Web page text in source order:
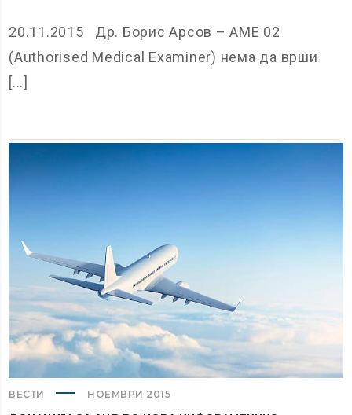
20.11.2015 Др. Борис Арсов – AME 02
(Authorised Medical Examiner) нема да врши
[...]
ВЕСТИ НОЕМВРИ 2015